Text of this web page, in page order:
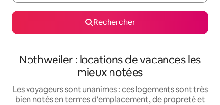
Rechercher
Nothweiler : locations de vacances les
mieux notées
Les voyageurs sont unanimes : ces logements sont très
bien notés en termes d'emplacement, de propreté et